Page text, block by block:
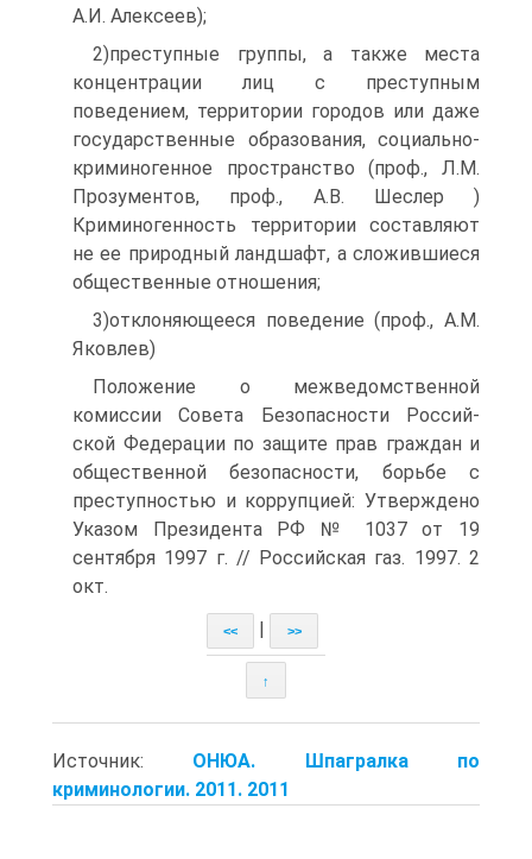
А.И. Алексеев);
2)преступные группы, а также места
концентрации лиц с преступным
поведением, территории городов или даже
государственные образования, социально-
криминогенное пространство (проф., Л.М.
Прозументов, проф., А.В. Шеслер )
Криминогенность территории составляют
не ее природный ландшафт, а сложившиеся
общественные отношения;
3)отклоняющееся поведение (проф., А.М.
Яковлев)
Положение о межведомственной
комиссии Совета Безопасности Россий-
ской Федерации по защите прав граждан и
общественной безопасности, борьбе с
преступностью и коррупцией: Утверждено
Указом Президента РФ № 1037 от 19
сентября 1997 г. // Российская газ. 1997. 2
окт.
<< >>
↑
Источник: ОНЮА. Шпагралка по
криминологии. 2011. 2011